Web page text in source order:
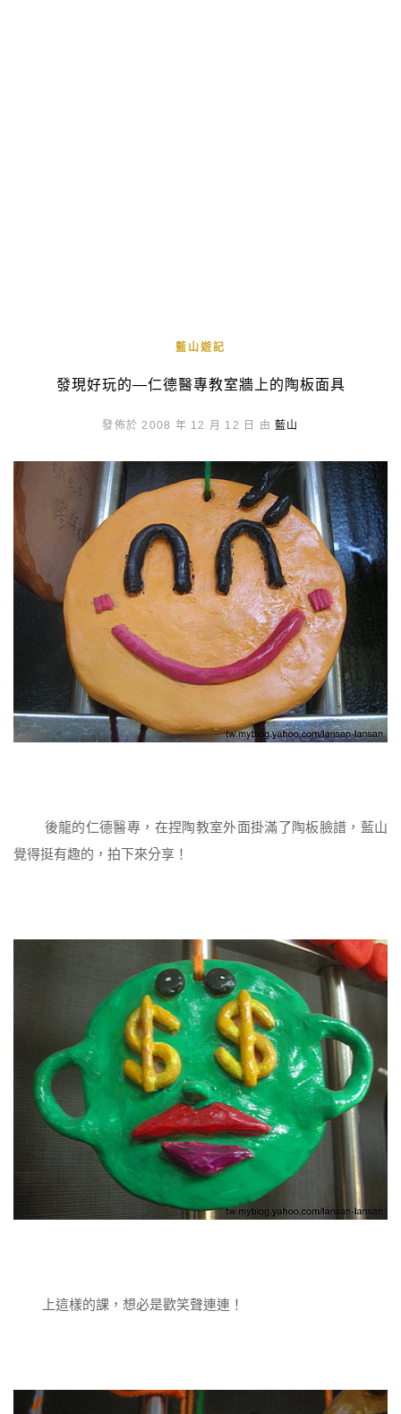
藍山遊記
發現好玩的—仁德醫專教室牆上的陶板面具
發佈於 2008 年 12 月 12 日 由 藍山
後龍的仁德醫專，在捏陶教室外面掛滿了陶板臉譜，藍山
覺得挺有趣的，拍下來分享！
上這樣的課，想必是歡笑聲連連！